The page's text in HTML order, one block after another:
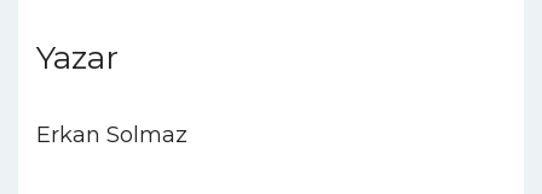
Yazar
Erkan Solmaz